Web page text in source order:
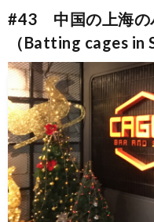
#43 中国の上海の
（Batting cages in